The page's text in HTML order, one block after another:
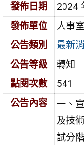
發佈日期
2024
發佈單位
人事室
公告類別
最新
公告等級
轉知
點閱次數
541
公告內容
一、
及技
試分